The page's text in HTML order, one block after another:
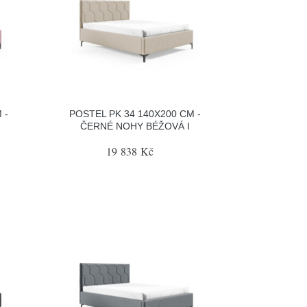
-
POSTEL PK 34 140X200 CM -
ČERNÉ NOHY BÉŽOVÁ I
19 838 Kč